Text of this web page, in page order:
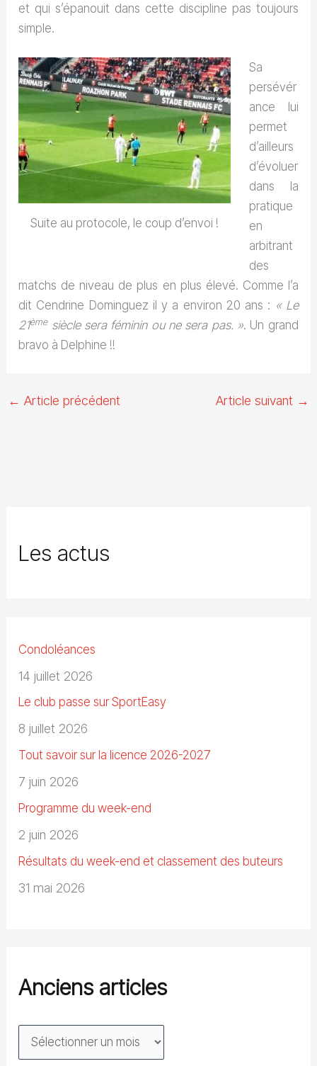
et qui s’épanouit dans cette discipline pas toujours
simple.
Suite au protocole, le coup d’envoi !
Sa
persévér
ance lui
permet
d’ailleurs
d’évoluer
dans la
pratique
en
arbitrant
des
matchs de niveau de plus en plus élevé. Comme l’a
dit Cendrine Dominguez il y a environ 20 ans : « Le
21èmesiècle sera féminin ou ne sera pas. ». Un grand
bravo à Delphine !!
← Article précédent Article suivant →
Les actus
Condoléances
14 juillet 2026
Le club passe sur SportEasy
8 juillet 2026
Tout savoir sur la licence 2026-2027
7 juin 2026
Programme du week-end
2 juin 2026
Résultats du week-end et classement des buteurs
31 mai 2026
Anciens articles
n